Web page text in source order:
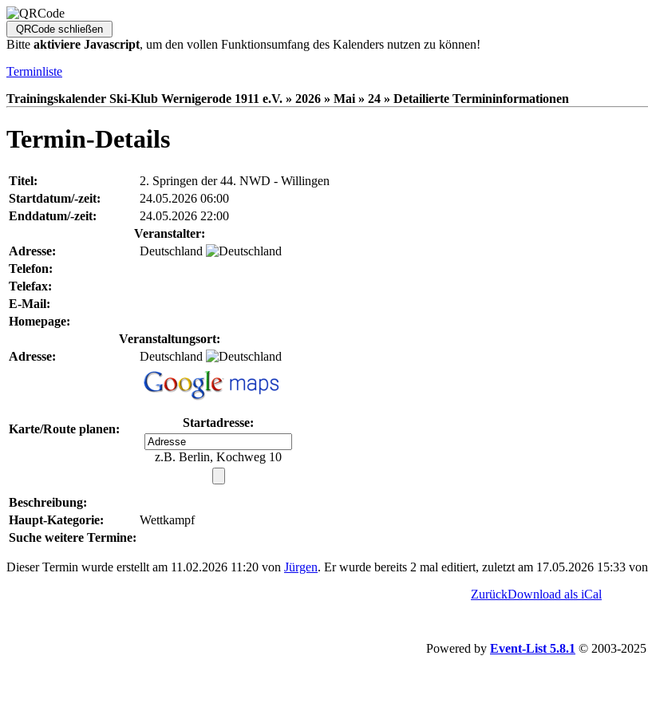
Bitte aktiviere Javascript, um den vollen Funktionsumfang des Kalenders nutzen zu können!
Terminliste
Trainingskalender Ski-Klub Wernigerode 1911 e.V. » 2026 » Mai » 24 » Detailierte Termininformationen
Termin-Details
Titel:
2. Springen der 44. NWD - Willingen
Startdatum/-zeit:
24.05.2026 06:00
Enddatum/-zeit:
24.05.2026 22:00
Veranstalter:
Adresse:
Deutschland
Telefon:
Telefax:
E-Mail:
Homepage:
Veranstaltungsort:
Adresse:
Deutschland
Karte/Route planen: Startadresse:
z.B. Berlin, Kochweg 10
Beschreibung:
Haupt-Kategorie:
Wettkampf
Suche weitere Termine:
Dieser Termin wurde erstellt am 11.02.2026 11:20 von Jürgen. Er wurde bereits 2 mal editiert, zuletzt am 17.05.2026 15:33 von
ZurückDownload als iCal
Powered by Event-List 5.8.1 © 2003-2025